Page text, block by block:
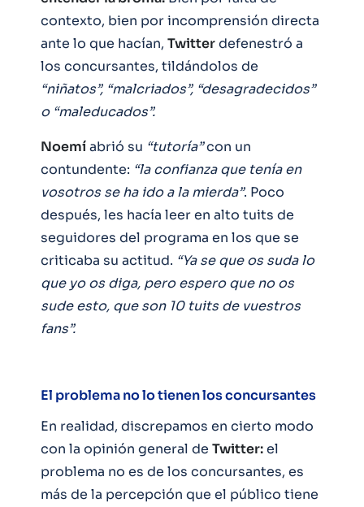
contexto, bien por incomprensión directa
ante lo que hacían, Twitterdefenestró a
los concursantes, tildándolos de
“niñatos”, “malcriados”, “desagradecidos”
o “maleducados”.
Noemíabrió su “tutoría”con un
contundente: “la confianza que tenía en
vosotros se ha ido a la mierda”. Poco
después, les hacía leer en alto tuits de
seguidores del programa en los que se
criticaba su actitud. “Ya se que os suda lo
que yo os diga, pero espero que no os
sude esto, que son 10 tuits de vuestros
fans”.
El problema no lo tienen los concursantes
En realidad, discrepamos en cierto modo
con la opinión general de Twitter:el
problema no es de los concursantes, es
más de la percepción que el público tiene